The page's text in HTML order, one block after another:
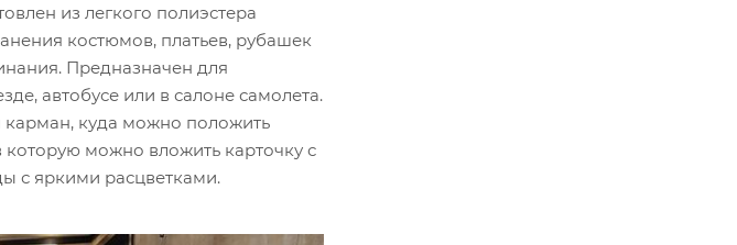
из легкого полиэстера
костюмов, платьев, рубашек
Предназначен для
автобусе или в салоне самолета.
карман, куда можно положить
которую можно вложить карточку с
с яркими расцветками.